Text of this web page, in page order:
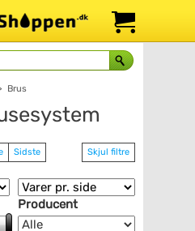
Brus
Sidste Skjul filtre
Producent